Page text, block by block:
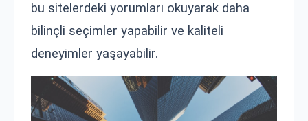
bu sitelerdeki yorumları okuyarak daha
bilinçli seçimler yapabilir ve kaliteli
deneyimler yaşayabilir.